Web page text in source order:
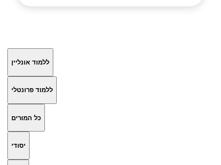
ללמוד אונליין
ללמוד פרונטלי
כל המורים
יסודי